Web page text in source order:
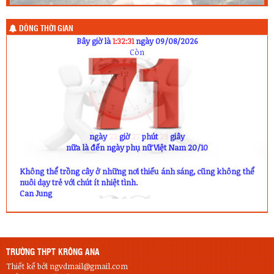
DÒNG THỜI GIAN
Bây giờ là1:32:32ngày 09/08/2026
Còn
ngày22 giờ27phút28 giây
nữa là đến ngày phụ nữ Việt Nam 20/10
Không thể trồng cây ở những nơi thiếu ánh sáng, cũng không thể
nuôi dạy trẻ với chút ít nhiệt tình.
Can Jung
TRƯỜNG THPT KRÔNG ANA
Thiết kế bởi ngvdmail@gmail.com